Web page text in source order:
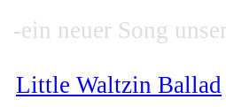
-ein neuer Song
Little Waltzin Ballad